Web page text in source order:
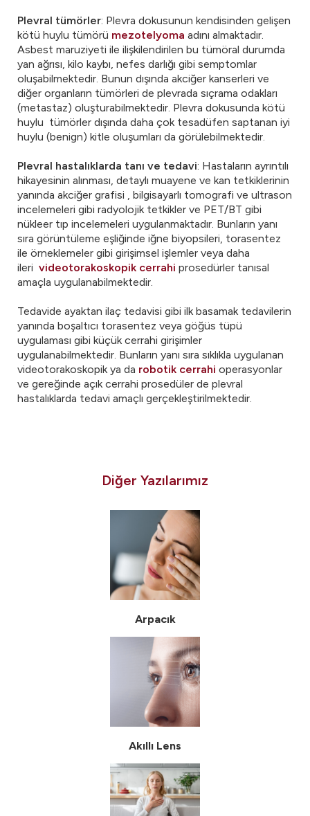
Plevral tümörler: Plevra dokusunun kendisinden gelişen
kötü huylu tümörü mezotelyoma adını almaktadır.
Asbest maruziyeti ile ilişkilendirilen bu tümöral durumda
yan ağrısı, kilo kaybı, nefes darlığı gibi semptomlar
oluşabilmektedir. Bunun dışında akciğer kanserleri ve
diğer organların tümörleri de plevrada sıçrama odakları
(metastaz) oluşturabilmektedir. Plevra dokusunda kötü
huylu tümörler dışında daha çok tesadüfen saptanan iyi
huylu (benign) kitle oluşumları da görülebilmektedir.
Plevral hastalıklarda tanı ve tedavi: Hastaların ayrıntılı
hikayesinin alınması, detaylı muayene ve kan tetkiklerinin
yanında akciğer grafisi , bilgisayarlı tomografi ve ultrason
incelemeleri gibi radyolojik tetkikler ve PET/BT gibi
nükleer tıp incelemeleri uygulanmaktadır. Bunların yanı
sıra görüntüleme eşliğinde iğne biyopsileri, torasentez
ile örneklemeler gibi girişimsel işlemler veya daha
ileri videotorakoskopik cerrahi prosedürler tanısal
amaçla uygulanabilmektedir.
Tedavide ayaktan ilaç tedavisi gibi ilk basamak tedavilerin
yanında boşaltıcı torasentez veya göğüs tüpü
uygulaması gibi küçük cerrahi girişimler
uygulanabilmektedir. Bunların yanı sıra sıklıkla uygulanan
videotorakoskopik ya da robotik cerrahi operasyonlar
ve gereğinde açık cerrahi prosedüler de plevral
hastalıklarda tedavi amaçlı gerçekleştirilmektedir.
Diğer Yazılarımız
Arpacık
Akıllı Lens